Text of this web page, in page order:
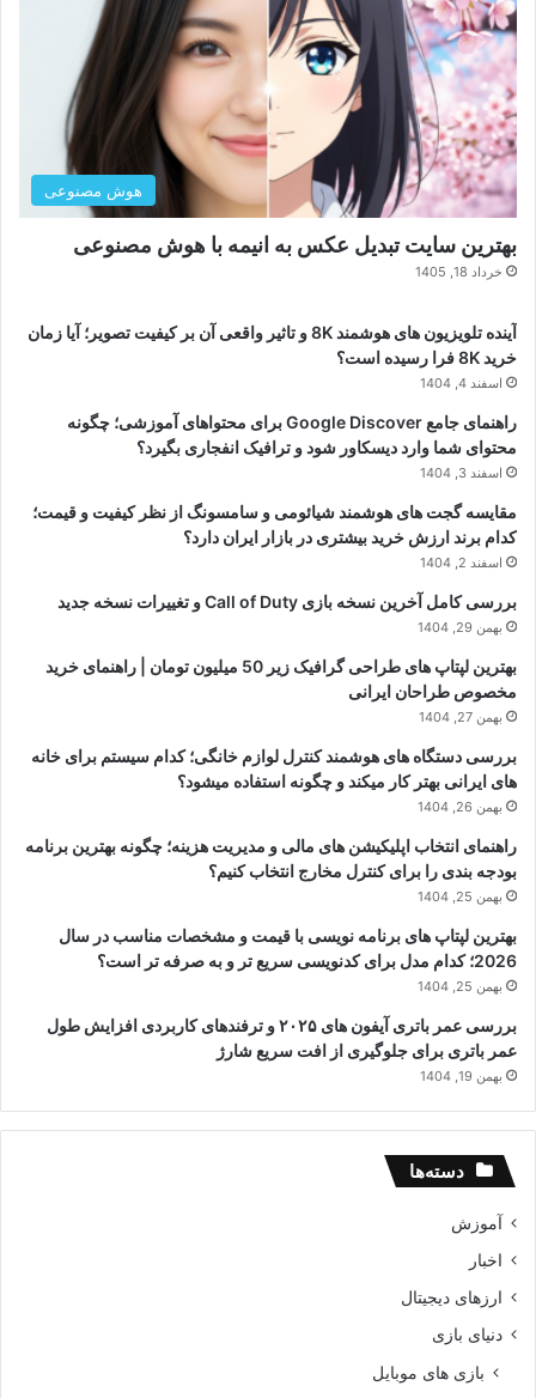
هوش مصنوعی
بهترین سایت تبدیل عکس به انیمه با هوش مصنوعی
خرداد 18, 1405
آینده تلویزیون های هوشمند 8K و تاثیر واقعی آن بر کیفیت تصویر؛ آیا زمان
خرید 8K فرا رسیده است؟
اسفند 4, 1404
راهنمای جامع Google Discover برای محتواهای آموزشی؛ چگونه
محتوای شما وارد دیسکاور شود و ترافیک انفجاری بگیرد؟
اسفند 3, 1404
مقایسه گجت های هوشمند شیائومی و سامسونگ از نظر کیفیت و قیمت؛
کدام برند ارزش خرید بیشتری در بازار ایران دارد؟
اسفند 2, 1404
بررسی کامل آخرین نسخه بازی Call of Duty و تغییرات نسخه جدید
بهمن 29, 1404
بهترین لپتاپ های طراحی گرافیک زیر 50 میلیون تومان | راهنمای خرید
مخصوص طراحان ایرانی
بهمن 27, 1404
بررسی دستگاه های هوشمند کنترل لوازم خانگی؛ کدام سیستم برای خانه
های ایرانی بهتر کار میکند و چگونه استفاده میشود؟
بهمن 26, 1404
راهنمای انتخاب اپلیکیشن های مالی و مدیریت هزینه؛ چگونه بهترین برنامه
بودجه بندی را برای کنترل مخارج انتخاب کنیم؟
بهمن 25, 1404
بهترین لپتاپ های برنامه نویسی با قیمت و مشخصات مناسب در سال
2026؛ کدام مدل برای کدنویسی سریع تر و به صرفه تر است؟
بهمن 25, 1404
بررسی عمر باتری آیفون های ۲۰۲۵ و ترفندهای کاربردی افزایش طول
عمر باتری برای جلوگیری از افت سریع شارژ
بهمن 19, 1404
دسته‌ها
آموزش
اخبار
ارزهای دیجیتال
دنیای بازی
بازی های موبایل